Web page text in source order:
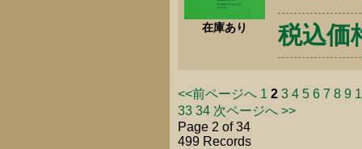
在庫あり 税込価
<<前ページへ 1 2 3 4 5 6 7 8 9
33 34 次ページへ >>
Page 2 of 34
499 Records